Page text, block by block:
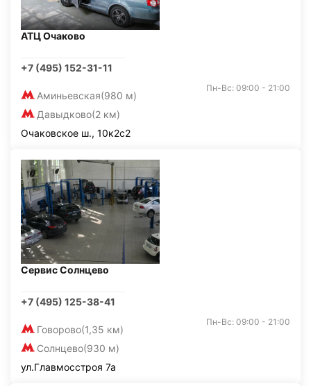
АТЦ Очаково
+7 (495) 152-31-11
Аминьевская(980 м)
Давыдково(2 км)
Пн-Вс: 09:00 - 21:00
Очаковское ш., 10к2с2
Сервис Солнцево
+7 (495) 125-38-41
Говорово(1,35 км)
Солнцево(930 м)
Пн-Вс: 09:00 - 21:00
ул.Главмосстроя 7а